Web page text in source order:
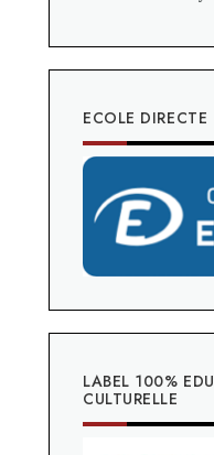
ECOLE DIRECTE
LABEL 100%
CULTURELLE